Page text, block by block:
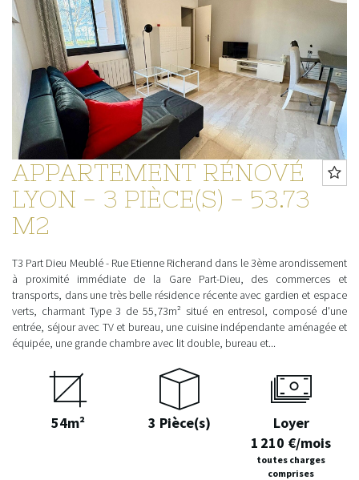
APPARTEMENT RÉNOVÉ
LYON - 3 PIÈCE(S) - 53.73
M2
T3 Part Dieu Meublé - Rue Etienne Richerand dans le 3ème arondissement
à proximité immédiate de la Gare Part-Dieu, des commerces et
transports, dans une très belle résidence récente avec gardien et espace
verts, charmant Type 3 de 55,73m² situé en entresol, composé d'une
entrée, séjour avec TV et bureau, une cuisine indépendante aménagée et
équipée, une grande chambre avec lit double, bureau et...
54m² 3 Pièce(s)
Loyer
1 210 €/mois
toutes charges
comprises